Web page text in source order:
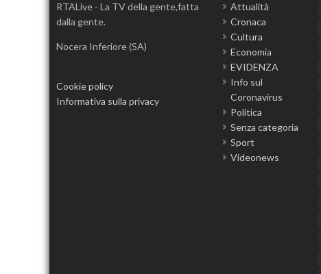
RTALive - La TV della gente,fatta
dalla gente.
Nocera Inferiore (SA)
Cookie policy
Informativa sulla privacy
Attualità
Cronaca
Cultura
Economia
EVIDENZA
Info sul
Coronavirus
Politica
Senza categoria
Sport
Videonews